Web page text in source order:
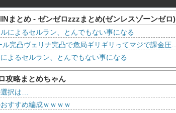
まとめ - ゼンゼロzzzまとめ(ゼンレスゾーンゼロ)
ルによるセルラン、とんでもない事になる
よるセルラン、とんでもない事になる
攻略まとめちゃん
択は…
すすめ編成ｗｗｗｗ